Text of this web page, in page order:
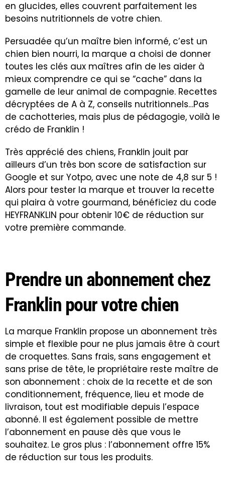
en glucides, elles couvrent parfaitement les
besoins nutritionnels de votre chien.
Persuadée qu’un maître bien informé, c’est un
chien bien nourri, la marque a choisi de donner
toutes les clés aux maîtres afin de les aider à
mieux comprendre ce qui se “cache” dans la
gamelle de leur animal de compagnie. Recettes
décryptées de A à Z, conseils nutritionnels…Pas
de cachotteries, mais plus de pédagogie, voilà le
crédo de Franklin !
Très apprécié des chiens, Franklin jouit par
ailleurs d’un très bon score de satisfaction sur
Google et sur Yotpo, avec une note de 4,8 sur 5 !
Alors pour tester la marque et trouver la recette
qui plaira à votre gourmand, bénéficiez du code
HEYFRANKLIN pour obtenir 10€ de réduction sur
votre première commande.
Prendre un abonnement chez
Franklin pour votre chien
La marque Franklin propose un abonnement très
simple et flexible pour ne plus jamais être à court
de croquettes. Sans frais, sans engagement et
sans prise de tête, le propriétaire reste maître de
son abonnement : choix de la recette et de son
conditionnement, fréquence, lieu et mode de
livraison, tout est modifiable depuis l’espace
abonné. Il est également possible de mettre
l’abonnement en pause dès que vous le
souhaitez. Le gros plus : l’abonnement offre 15%
de réduction sur tous les produits.